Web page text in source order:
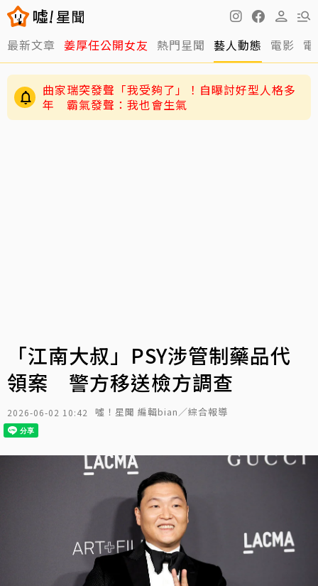
最新文章 姜厚任公開女友 熱門星聞 藝人動態 電影
曲家瑞突發聲「我受夠了」！自曝討好型人格多
年 霸氣發聲：我也會生氣
「江南大叔」PSY涉管制藥品代
領案 警方移送檢方調查
2026-06-02 10:42 噓！星聞 編輯bian／綜合報導